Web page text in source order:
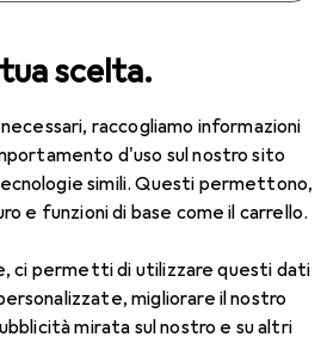
scelta.
raccogliamo informazioni
d'uso sul nostro sito
simili. Questi permettono,
e funzioni di base come il carrello.
ci permetti di utilizzare questi dati
migliorare il nostro
mirata sul nostro e su altri
Giallo 33 Prem.Inchiostro
Sglpck Giallo 33 Prem.Inchiostro